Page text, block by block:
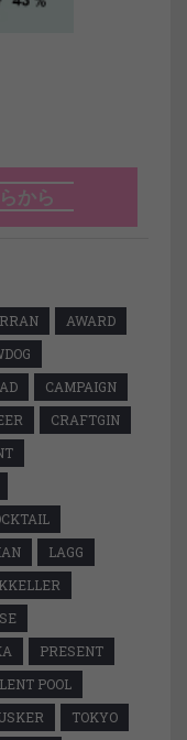
から
AWARD
CAMPAIGN
CRAFTGIN
LAGG
PRESENT
POOL
TOKYO